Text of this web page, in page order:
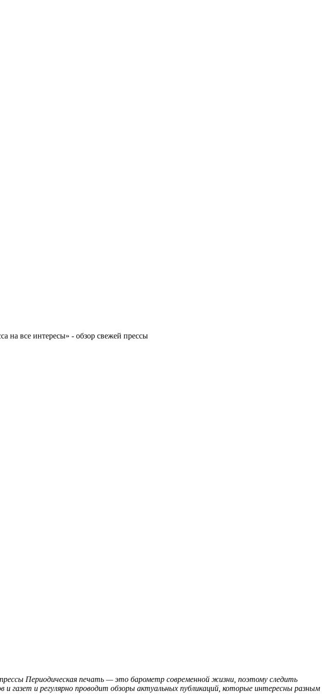
на все интересы» - обзор свежей прессы
Периодическая печать — это барометр современной жизни, поэтому следить
и регулярно проводит обзоры актуальных публикаций, которые интересны разным